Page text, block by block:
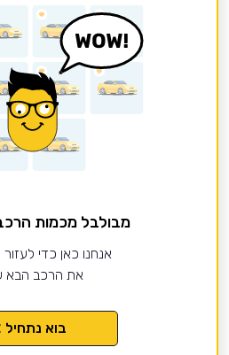
מבולבל מכמות
אנחנו כאן כדי
את הרכב הבא
בוא נתחיל